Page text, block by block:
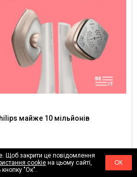
майже 10 мільйонів
Щоб закрити це повідомлення
cookieна цьому сайті,
кнопку "Ок".
ОК